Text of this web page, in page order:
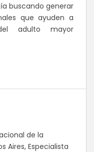
buscando generar
que ayuden a
adulto mayor
de la
Aires, Especialista